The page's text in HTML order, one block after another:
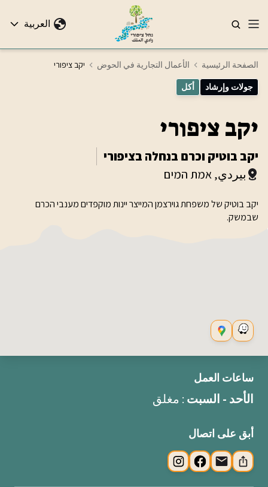
العربية
الصفحة الرئيسية الأعمال التجارية في الحوض יקב ציפורי
جولات وإرشاد أكل
יקב ציפורי
יקב בוטיק וכרם בנחלה בציפורי
بيردي, אמת המים
יקב בוטיק של משפחת גוירצמן המייצר יינות מוקפדים מענבי הכרם
שבמשק.
ساعات العمل
الأحد - السبت : مغلق
أبق على اتصال